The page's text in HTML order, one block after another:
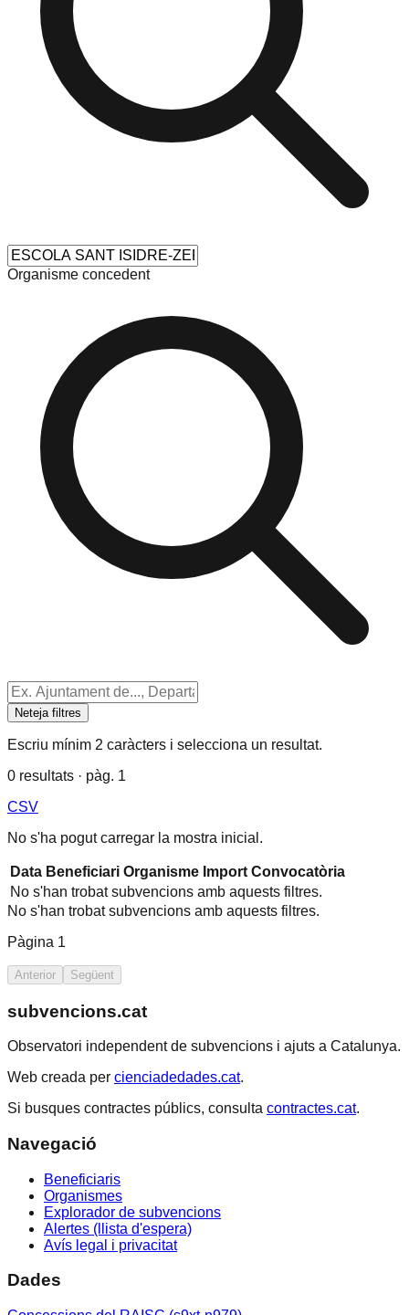
Organisme concedent
Neteja filtres
Escriu mínim 2 caràcters i selecciona un resultat.
0 resultats · pàg. 1
CSV
No s'ha pogut carregar la mostra inicial.
Data Beneficiari Organisme Import Convocatòria
No s'han trobat subvencions amb aquests filtres.
No s'han trobat subvencions amb aquests filtres.
Pàgina 1
Anterior Següent
subvencions.cat
Observatori independent de subvencions i ajuts a Catalunya.
Web creada per cienciadedades.cat.
Si busques contractes públics, consulta contractes.cat.
Navegació
Beneficiaris
Organismes
Explorador de subvencions
Alertes (llista d'espera)
Avís legal i privacitat
Dades